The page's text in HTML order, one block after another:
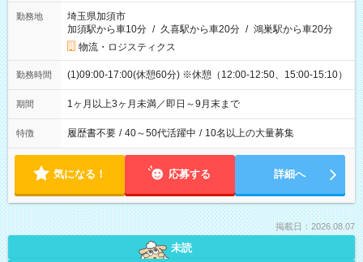
勤務地
埼玉県加須市
加須駅から車10分 / 久喜駅から車20分 / 鴻巣駅から車20分
物流・ロジスティクス
勤務時間 (1)09:00-17:00(休憩60分) ※休憩（12:00-12:50、15:00-15:10）
期間 1ヶ月以上3ヶ月未満／即日～9月末まで
特徴 履歴書不要 / 40～50代活躍中 / 10名以上の大量募集
気になる！ 応募する 詳細へ
掲載日：2026.08.07
未読